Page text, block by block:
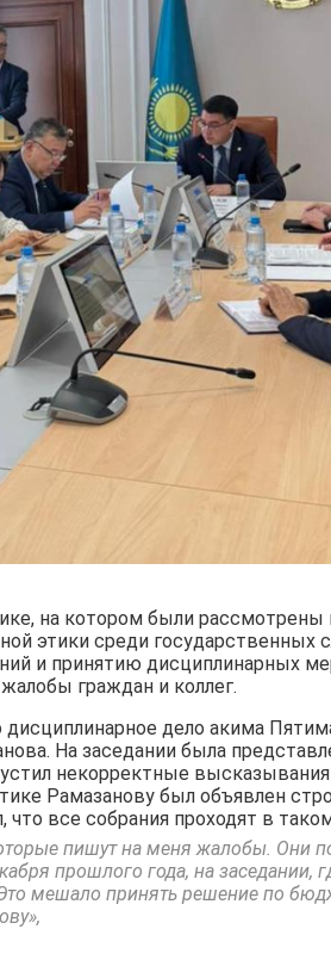
на котором были
этики среди государственных
и принятию дисциплинарных
граждан и коллег.
дело акима
На заседании была
некорректные
Рамазанову был объявлен
что все собрания проходят в
пишут на меня жалобы. Они
прошлого года, на заседании,
мешало принять решение по